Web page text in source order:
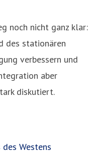
noch nicht ganz klar:
des stationären
verbessern und
aber
diskutiert.
Westens